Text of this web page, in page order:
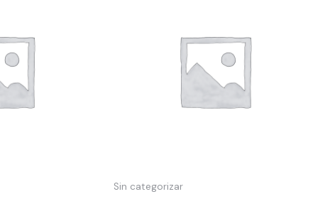
Sin categorizar